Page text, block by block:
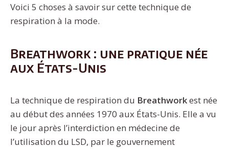
Voici 5 choses à savoir sur cette technique de
respiration à la mode.
Breathwork : une pratique née
aux États-Unis
La technique de respiration du Breathworkest née
au début des années 1970 aux États-Unis. Elle a vu
le jour après l’interdiction en médecine de
l’utilisation du LSD, par le gouvernement